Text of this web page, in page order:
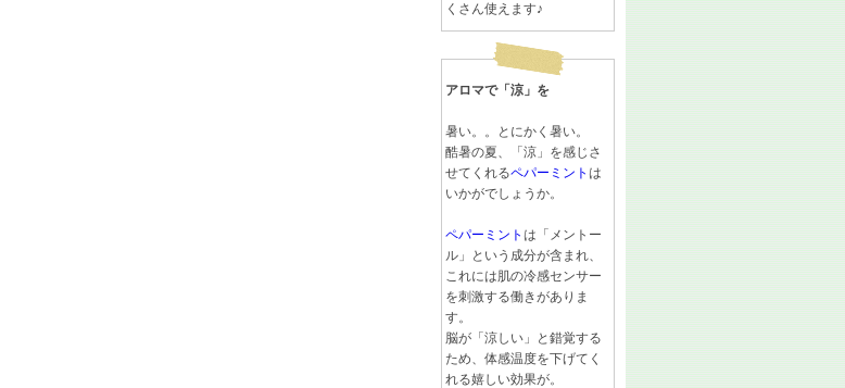
くさん使えます♪
アロマで「涼」を
暑い。。とにかく暑い。
酷暑の夏、「涼」を感じさ
せてくれるペパーミント は
いかがでしょうか。
ペパーミント は「メントー
ル」という成分が含まれ、
これには肌の冷感センサー
を刺激する働きがありま
す。
脳が「涼しい」と錯覚する
ため、体感温度を下げてく
れる嬉しい効果が。